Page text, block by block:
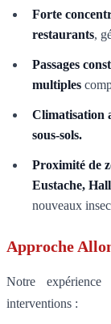
Forte
restaurants,
Passages
multiples
Climatisation
sous-sols.
Proximité de
Eustache,
nouveaux
Approche
Notre
interventions :